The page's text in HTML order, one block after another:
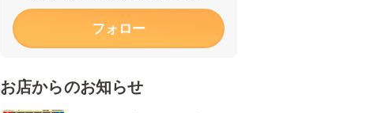
フォロー
お店からのお知らせ